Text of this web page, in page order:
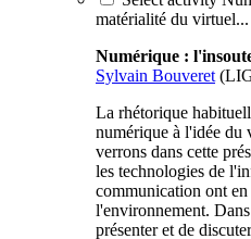
matérialité du virtuel...
Numérique :
Sylvain Bouveret
La rhétorique
numérique à l'idée du
verrons dans cette
les technologies de
communication ont
l'environnement.
présenter et de